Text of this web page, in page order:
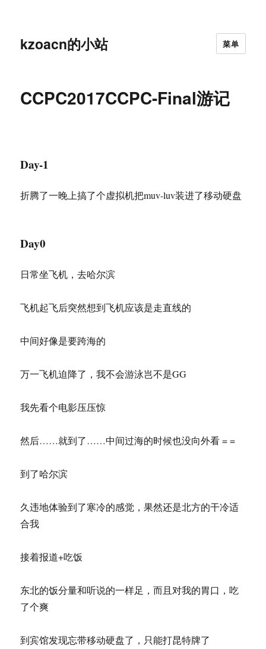
kzoacn的小站 菜单
CCPC2017CCPC-Final游记
Day-1
折腾了一晚上搞了个虚拟机把muv-luv装进了移动硬盘
Day0
日常坐飞机，去哈尔滨
飞机起飞后突然想到飞机应该是走直线的
中间好像是要跨海的
万一飞机迫降了，我不会游泳岂不是GG
我先看个电影压压惊
然后……就到了……中间过海的时候也没向外看 = =
到了哈尔滨
久违地体验到了寒冷的感觉，果然还是北方的干冷适
合我
接着报道+吃饭
东北的饭分量和听说的一样足，而且对我的胃口，吃
了个爽
到宾馆发现忘带移动硬盘了，只能打昆特牌了